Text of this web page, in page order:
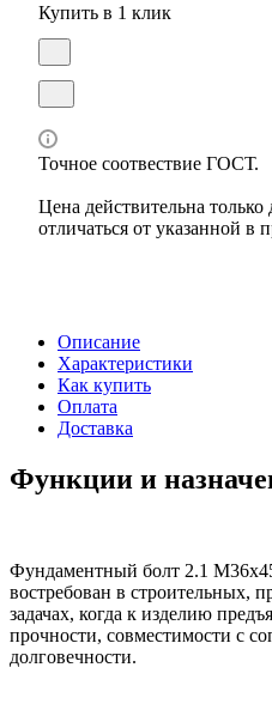
Купить в 1 клик
Точное соотвествие ГОСТ.
Цена действительна
отличаться от указанной в
Описание
Характеристики
Как купить
Оплата
Доставка
Функции и
Фундаментный болт 2.1
востребован в строительных,
задачах, когда к изделию
прочности, совместимости с
долговечности.